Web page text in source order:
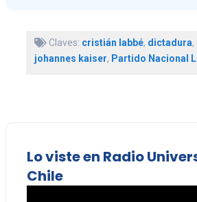
Claves: cristián labbé, dictadura,
johannes kaiser, Partido Nacional
Lo viste en Radio
Chile